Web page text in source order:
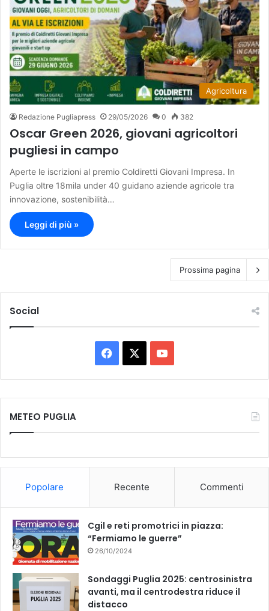
Agricoltura
Redazione Pugliapress 29/05/2026 0 382
Oscar Green 2026, giovani agricoltori
pugliesi in campo
Aperte le iscrizioni al premio Coldiretti Giovani Impresa. In
Puglia oltre 18mila under 40 guidano aziende agricole tra
innovazione, sostenibilità…
Leggi di più »
Prossima pagina
Social
a
c
k
o
u
METEO PUGLIA
Popolare Recente Commenti
Cgil e reti promotrici in piazza:
“Fermiamo le guerre”
26/10/2024
Sondaggi Puglia 2025: centrosinistra
avanti, ma il centrodestra riduce il
distacco